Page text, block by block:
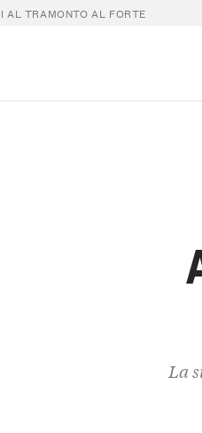
AL TRAMONTO AL FORTE
La